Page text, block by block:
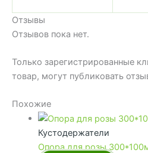
Отзывы
Отзывов пока нет.
Только зарегистрированные
товар, могут публиковать
Похожие
Кустодержатели
Опора для розы